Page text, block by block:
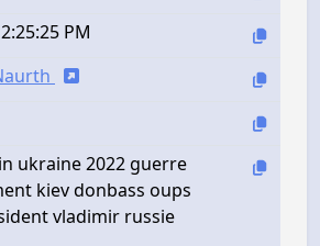
PM
ukraine 2022 guerre
kiev donbass oups
vladimir russie